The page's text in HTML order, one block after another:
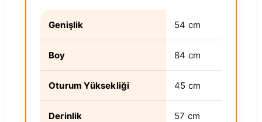
Genişlik 54 cm
Boy 84 cm
Oturum Yüksekliği 45 cm
Derinlik 57 cm